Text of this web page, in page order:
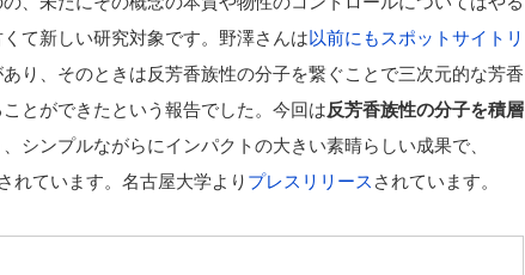
て新しい研究対象です。野澤さんは以前にもスポットサイトリ
あり、そのときは反芳香族性の分子を繋ぐことで三次元的な芳香
とができたという報告でした。今回は反芳香族性の分子を積層
、シンプルながらにインパクトの大きい素晴らしい成果で、
れています。名古屋大学より プレスリリース されています。